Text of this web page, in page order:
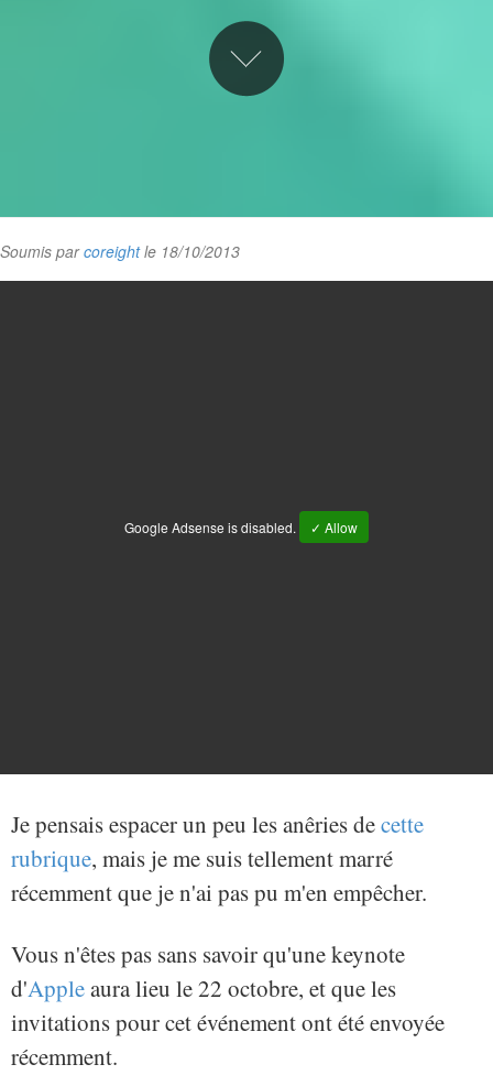
Soumis parcoreightle 18/10/2013
Google Adsense is disabled. ✓ Allow
Je pensais espacer un peu les anêries decette
rubrique, mais je me suis tellement marré
récemment que je n'ai pas pu m'en empêcher.
Vous n'êtes pas sans savoir qu'une keynote
d'Appleaura lieu le 22 octobre, et que les
invitations pour cet événement ont été envoyée
récemment.